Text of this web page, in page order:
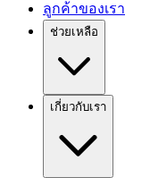
ลูกค้าของเรา
ช่วยเหลือ
เกี่ยวกับเรา